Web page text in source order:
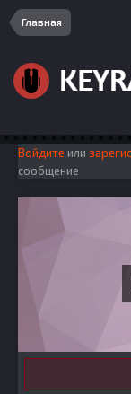
Главная
Войдите или
сообщение